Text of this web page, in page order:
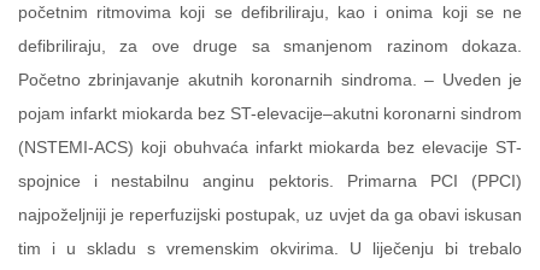
početnim ritmovima koji se defibriliraju, kao i onima koji se ne
defibriliraju, za ove druge sa smanjenom razinom dokaza.
Početno zbrinjavanje akutnih koronarnih sindroma. – Uveden je
pojam infarkt miokarda bez ST-elevacije–akutni koronarni sindrom
(NSTEMI-ACS) koji obuhvaća infarkt miokarda bez elevacije ST-
spojnice i nestabilnu anginu pektoris. Primarna PCI (PPCI)
najpoželjniji je reperfuzijski postupak, uz uvjet da ga obavi iskusan
tim i u skladu s vremenskim okvirima. U liječenju bi trebalo